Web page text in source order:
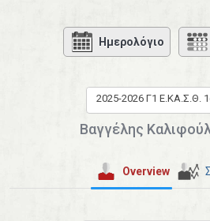
Ημερολόγιο
Βαγγέλης
Overview